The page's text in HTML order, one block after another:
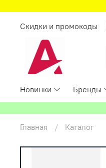
Скидки и промокоды
Новинки Бренды
Главная
Каталог